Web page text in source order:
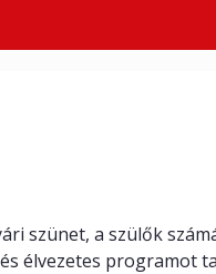
szünet, a szülők
élvezetes programot